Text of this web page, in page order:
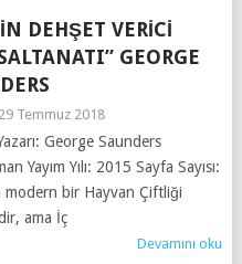
DEHŞET VERICI
GEORGE
29 Temmuz 2018
George Saunders
Yayım Yılı: 2015 Sayfa Sayısı:
modern bir Hayvan Çiftliği
ama İç
Devamını oku